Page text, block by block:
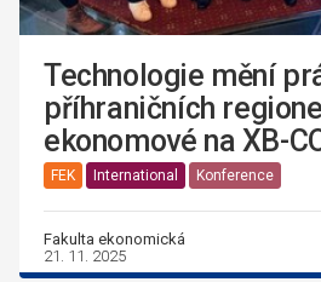
Technologie mění
příhraničních
ekonomové na XB-
FEK International Konference
Fakulta ekonomická
21. 11. 2025